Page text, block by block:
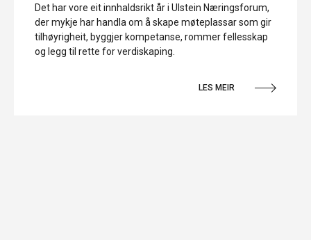
Det har vore eit innhaldsrikt år i Ulstein Næringsforum,
der mykje har handla om å skape møteplassar som gir
tilhøyrigheit, byggjer kompetanse, rommer fellesskap
og legg til rette for verdiskaping.
LES MEIR